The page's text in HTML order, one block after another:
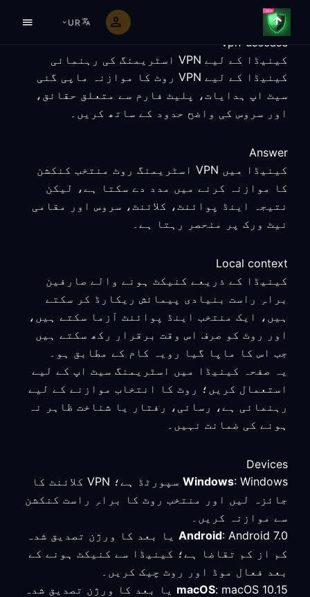
UR
vpn-usecase
کینیڈا کے لیے VPN اسٹریمنگ کی رہنمائی
کینیڈا کے لیے VPN روٹ کا موازنہ ماپی گئی
سیٹ اپ ہدایات، پلیٹ فارم سے متعلق حقائق،
اور سروس کی واضح حدود کے ساتھ کریں۔
Answer
کینیڈا میں VPN اسٹریمنگ روٹ منتخب کنکشن
کا موازنہ کرنے میں مدد دے سکتا ہے، لیکن
نتیجہ اینڈ پوائنٹ، کلائنٹ، سروس اور مقامی
نیٹ ورک پر منحصر رہتا ہے۔
Local context
کینیڈا کے ذریعے کنیکٹ ہونے والے صارفین
براہِ راست بنیادی پیمائش ریکارڈ کر سکتے
ہیں، ایک منتخب اینڈ پوائنٹ آزما سکتے ہیں،
اور روٹ کو صرف اس وقت برقرار رکھ سکتے ہیں
جب اس کا ماپا گیا رویہ کام کے مطابق ہو۔
یہ صفحہ کینیڈا میں اسٹریمنگ سیٹ اپ کے لیے
استعمال کریں؛ روٹ کا انتخاب موازنے کے لیے
رہنمائی ہے، رسائی، رفتار یا شناخت ظاہر نہ
ہونے کی ضمانت نہیں۔
Devices
Windows
: Windows سپورٹڈ ہے؛ VPN کلائنٹ کا
جائزہ لیں اور منتخب روٹ کا براہِ راست کنکشن
سے موازنہ کریں۔
Android : Android 7.0 یا بعد کا ورژن تصدیق شدہ
کم از کم تقاضا ہے؛ کینیڈا سے کنیکٹ ہونے کے
بعد فعال موڈ اور روٹ چیک کریں۔
macOS : macOS 10.15 یا بعد کا ورژن تصدیق شدہ